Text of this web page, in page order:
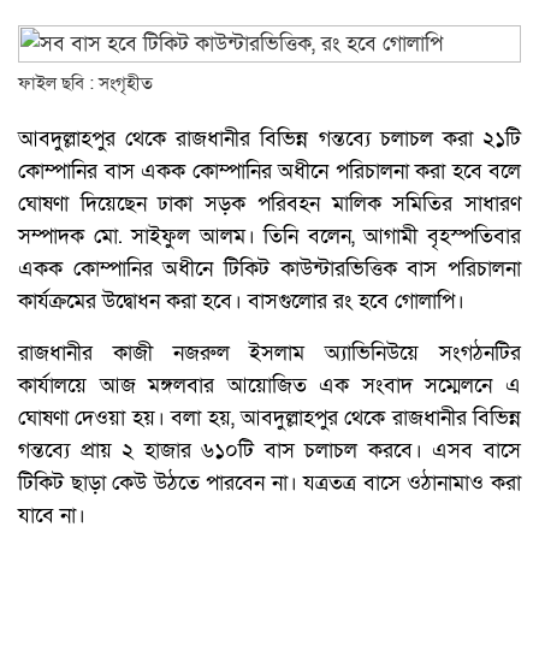
ফাইল ছবি : সংগৃহীত
আবদুল্লাহপুর থেকে রাজধানীর বিভিন্ন গন্তব্যে চলাচল করা ২১টি
কোম্পানির বাস একক কোম্পানির অধীনে পরিচালনা করা হবে বলে
ঘোষণা দিয়েছেন ঢাকা সড়ক পরিবহন মালিক সমিতির সাধারণ
সম্পাদক মো. সাইফুল আলম। তিনি বলেন, আগামী বৃহস্পতিবার
একক কোম্পানির অধীনে টিকিট কাউন্টারভিত্তিক বাস পরিচালনা
কার্যক্রমের উদ্বোধন করা হবে। বাসগুলোর রং হবে গোলাপি।
রাজধানীর কাজী নজরুল ইসলাম অ্যাভিনিউয়ে সংগঠনটির
কার্যালয়ে আজ মঙ্গলবার আয়োজিত এক সংবাদ সম্মেলনে এ
ঘোষণা দেওয়া হয়। বলা হয়, আবদুল্লাহপুর থেকে রাজধানীর বিভিন্ন
গন্তব্যে প্রায় ২ হাজার ৬১০টি বাস চলাচল করবে। এসব বাসে
টিকিট ছাড়া কেউ উঠতে পারবেন না। যত্রতত্র বাসে ওঠানামাও করা
যাবে না।